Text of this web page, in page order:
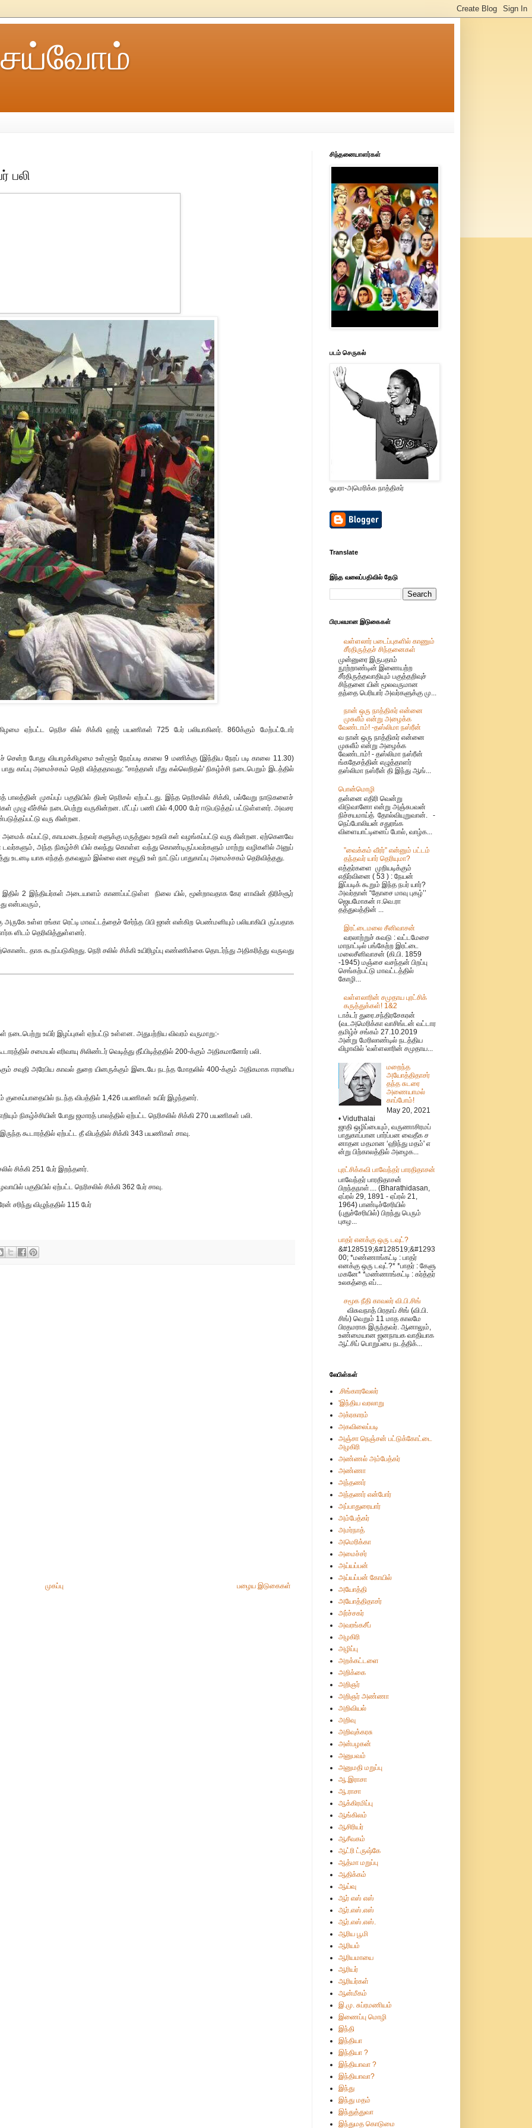
பலி
ஏற்பட்ட நெரிச லில் சிக்கி ஹஜ் பயணிகள் 725 பேர் பலியாகினர். 860க்கும் மேற்பட்டோர்
போது வியாழக்கிழமை உள்ளூர் நேரப்படி காலை 9 மணிக்கு (இந்திய நேரப் படி காலை 11.30)
பாது காப்பு அமைச்சகம் தெரி வித்ததாவது: "சாத்தான் மீது கல்லெறிதல்' நிகழ்ச்சி நடைபெறும் இடத்தில்
முகப்புப் பகுதியில் திடீர் நெரிசல் ஏற்பட்டது. இந்த நெரிசலில் சிக்கி, பல்வேறு நாடுகளைச்
முழு வீச்சில் நடைபெற்று வருகின்றன. மீட்புப் பணி யில் 4,000 பேர் ஈடுபடுத்தப் பட்டுள்ளனர். அவசர
வரு கின்றன.
அமைக் கப்பட்டு, காயமடைந்தவர் களுக்கு மருத்துவ உதவி கள் வழங்கப்பட்டு வரு கின்றன. ஏற்கெனவே
அந்த நிகழ்ச்சி யில் கலந்து கொள்ள வந்து கொண்டிருப்பவர்களும் மாற்று வழிகளில் அனுப்
உடனடி யாக எந்தத் தகவலும் இல்லை என சவூதி உள் நாட்டுப் பாதுகாப்பு அமைச்சகம் தெரிவித்தது.
இதில் 2 இந்தியர்கள் அடையாளம் காணப்பட்டுள்ள நிலை யில், மூன்றாவதாக கேர ளாவின் திரிச்சூர்
என்பவரும்,
உள்ள ரங்கா ரெட்டி மாவட்டத்தைச் சேர்ந்த பிபி ஜான் என்கிற பெண்மனியும் பலியாகியி ருப்பதாக
ளிடம் தெரிவித்துள்ளனர்.
தாக கூறப்படுகிறது. நெரி சலில் சிக்கி உயிரிழப்பு எண்ணிக்கை தொடர்ந்து அதிகரித்து வருவது
உயிர் இழப்புகள் ஏற்பட்டு உள்ளன. அதுபற்றிய விவரம் வருமாறு:-
சமையல் எரிவாயு சிலிண்டர் வெடித்து தீப்பிடித்ததில் 200-க்கும் அதிகமானோர் பலி.
சவுதி அரேபிய காவல் துறை யினருக்கும் இடையே நடந்த மோதலில் 400-க்கும் அதிகமாக ஈரானிய
நடந்த விபத்தில் 1,426 பயணிகள் உயிர் இழந்தனர்.
நிகழ்ச்சியின் போது ஜமாரத் பாலத்தில் ஏற்பட்ட நெரிசலில் சிக்கி 270 பயணிகள் பலி.
கூடாரத்தில் ஏற்பட்ட தீ விபத்தில் சிக்கி 343 பயணிகள் சாவு.
சிக்கி 251 பேர் இறந்தனர்.
பகுதியில் ஏற்பட்ட நெரிசலில் சிக்கி 362 பேர் சாவு.
சரிந்து விழுந்ததில் 115 பேர்
பழைய இடுகைகள்
முகப்பு
சிந்தனையாளர்கள்
படம் செருகல்
ஓபரா-அமெரிக்க நாத்திகர்
Translate
இந்த வலைப்பதிவில் தேடு
பிரபலமான இடுகைகள்
வள்ளலார் படைப்புகளில் காணும்
சீர்திருத்தச் சிந்தனைகள்
முன்னுரை இருபதாம்
நூற்றாண்டின் இணையற்ற
சீர்திருத்தவாதியும் பகுத்தறிவுச்
சிந்தனை யின் மூலவருமான
தந்தை பெரியார் அவர்களுக்கு மு...
நான் ஒரு நாத்திகர் என்னை
முசுலீம் என்று அழைக்க
வேண்டாம்! -தஸ்லிமா நஸ்ரீன்
வ நான் ஒரு நாத்திகர் என்னை
முசுலீம் என்று அழைக்க
வேண்டாம்! - தஸ்லிமா நஸ்ரீன்
ங்கதேசத்தின் எழுத்தாளர்
தஸ்லிமா நஸ்ரீன் தி இந்து ஆங்...
பொன்மொழி
தன்னை எதிரி வென்று
விடுவானோ என்று அஞ்சுபவன்
நிச்சயமாய்த் தோல்வியுறுவான். -
நெப்போலியன் சதுரங்க
விளையாட்டினைப் போல், வாழ்க...
”வைக்கம் வீரர்” என்னும் பட்டம்
தந்தவர் யார் தெரியுமா?
எத்தர்களை முறியடிக்கும்
எதிர்வினை ( 53 ) : நேயன்
இப்படிக் கூறும் இந்த நபர் யார்?
அவர்தான் “தோசை மாவு புகழ்’’
ஜெயமோகன் ஈ.வெ.ரா
தத்துவத்தின் ...
இரட்டைமலை சீனிவாசன்
வரலாற்றுச் சுவடு : வட்டமேசை
மாநாட்டில் பங்கேற்ற இரட்டை
மலைசீனிவாசன் (கி.பி. 1859
-1945) மஞ்சை வசந்தன் பிறப்பு
செங்கற்பட்டு மாவட்டத்தில்
கோழி...
வள்ளலாரின் சமுதாய புரட்சிக்
கருத்துக்கள்! 1&2
டாக்டர் துரை.சந்திரசேகரன்
(வடஅமெரிக்கா வாசிங்டன் வட்டார
தமிழ்ச் சங்கம் 27.10.2019
அன்று மேரிலாண்டில் நடத்திய
விழாவில் 'வள்ளலாரின் சமுதாய...
மறைந்த
அயோத்திதாசர்
தந்த சுடரை
அணையாமல்
காப்போம்!
May 20, 2021
• Viduthalai
ஜாதி ஒழிப்பையும், வருணாசிரமப்
பாதுகாப்பான பார்ப்பன வைதீக ச
னாதன மதமான ‘ஹிந்து மதம்' எ
ன்று பிற்காலத்தில் அழைக...
புரட்சிக்கவி பாவேந்தர் பாரதிதாசன்
பாவேந்தர் பாரதிதாசன்
பிறந்தநாள்.... (Bharathidasan,
ஏப்ரல் 29, 1891 - ஏப்ரல் 21,
1964) பாண்டிச்சேரியில்
(புதுச்சேரியில்) பிறந்து பெரும்
புகழ...
பாதர் எனக்கு ஒரு டவுட்?
&#128519;&#128519;&#1293
00; *மண்ணாங்கட்டி : பாதர்
எனக்கு ஒரு டவுட்?* *பாதர் : கேளு
மகனே* *மண்ணாங்கட்டி : கர்த்தர்
உலகத்தை எப்...
சமூக நீதி காவலர் வி.பி.சிங்
விசுவநாத் பிரதாப் சிங் (வி.பி.
சிங்) வெறும் 11 மாத காலமே
பிரதமராக இருந்தவர். ஆனாலும்,
உண்மையான ஜனநாயக வாதியாக
ஆட்சிப் பொறுப்பை நடத்திக்...
லேபிள்கள்
.சிங்காரவேலர்
'இந்திய வரலாறு
அக்ரகாரம்
அகவிலைப்படி
அஞ்சா நெஞ்சன் பட்டுக்கோட்டை
அழகிரி
அண்ணல் அம்பேத்கர்
அண்ணா
அந்தணர்
அந்தணர் என்போர்
அப்பாதுரையார்
அம்பேத்கர்
அமர்நாத்
அமெரிக்கா
அமைச்சர்
அய்யப்பன்
அய்யப்பன் கோயில்
அயோத்தி
அயோத்திதாசர்
அர்ச்சகர்
அவரங்கசீப்
அழகிரி
அழிப்பு
அறக்கட்டளை
அறிக்கை
அறிஞர்
அறிஞர் அண்ணா
அறிவியல்
அறிவு
அறிவுக்கரசு
அன்பழகன்
அனுபவம்
அனுமதி மறுப்பு
ஆ.இராசா
ஆ.ராசா
ஆக்கிரமிப்பு
ஆங்கிலம்
ஆசிரியர்
ஆசீவகம்
ஆட்ரி ட்ருஷ்கே
ஆத்மா மறுப்பு
ஆதிக்கம்
ஆய்வு
ஆர் எஸ் எஸ்
ஆர்.எஸ்.எஸ்
ஆர்.எஸ்.எஸ்.
ஆரிய பூமி
ஆரியம்
ஆரியமாயை
ஆரியர்
ஆரியர்கள்
ஆன்மீகம்
இ.மு. சுப்ரமணியம்
இணைப்பு மொழி
இந்தி
இந்தியா
இந்தியா ?
இந்தியாவா ?
இந்தியாவா?
இந்து
இந்து மதம்
இந்துத்துவா
இந்துமத கொடுமை